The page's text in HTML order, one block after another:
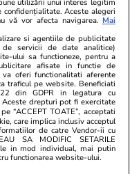
12:57
utilizării unui interes legitim
Aceste alegeri
vă vor afecta navigarea. Mai
si agentiile de publicitate
servicii de date analitice)
ului sa functioneze, pentru a
afisate in functie de
oferi functionalitati aferente
traficul pe website. Beneficiati
din GDPR in legatura cu
Aceste drepturi pot fi exercitate
“ACCEPT TOATE”, acceptati
care implica inclusiv acceptul
de catre Vendor-ii cu
SA MODIFIC SETARILE
in mod individual, mai putin
functionarea website-ului.